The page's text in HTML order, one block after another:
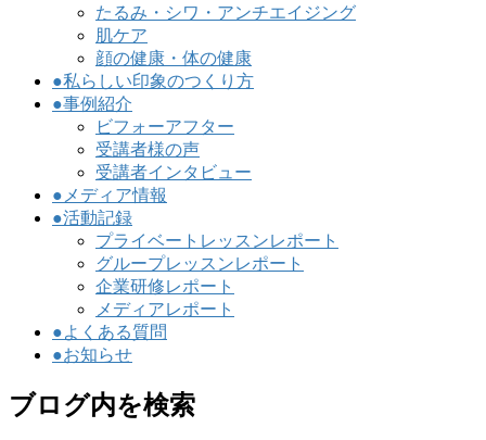
たるみ・シワ・アンチエイジング
肌ケア
顔の健康・体の健康
●私らしい印象のつくり方
●事例紹介
ビフォーアフター
受講者様の声
受講者インタビュー
●メディア情報
●活動記録
プライベートレッスンレポート
グループレッスンレポート
企業研修レポート
メディアレポート
●よくある質問
●お知らせ
ブログ内を検索